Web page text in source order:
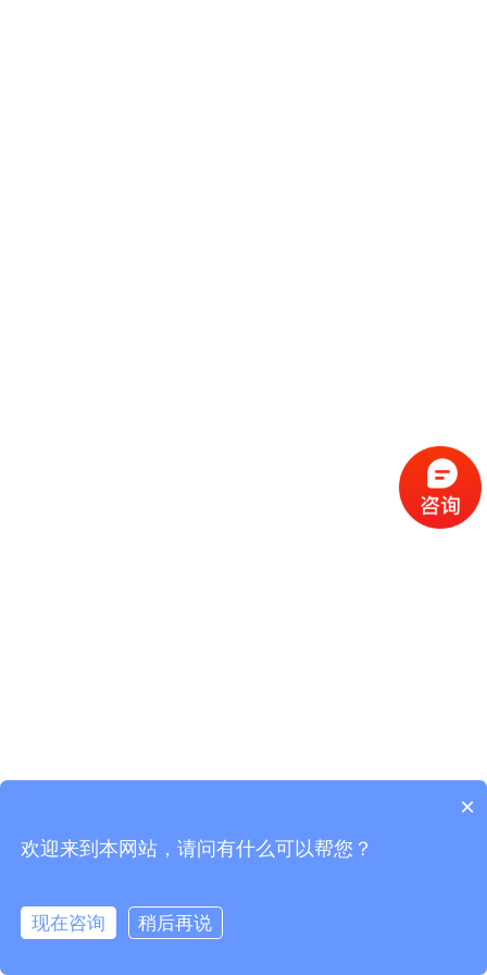
×
欢迎来到本网站，请问有什么可以帮您？
现在咨询 稍后再说